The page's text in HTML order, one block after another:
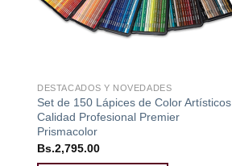
DESTACADOS Y NOVEDADES
Set de 150 Lápices de Color Artísticos
Calidad Profesional Premier
Prismacolor
Bs.2,795.00